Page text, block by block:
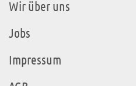
Wir über uns
Jobs
Impressum